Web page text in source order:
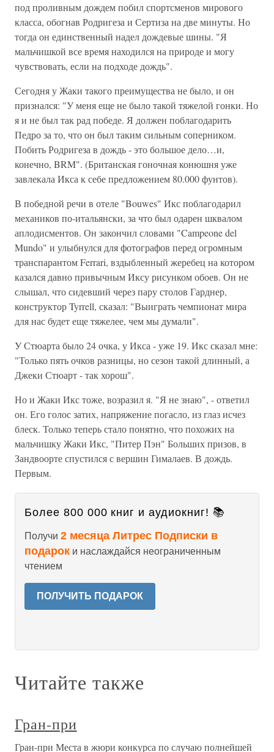
под проливным дождем побил спортсменов мирового
класса, обогнав Родригеза и Сертиза на две минуты. Но
тогда он единственный надел дождевые шины. "Я
мальчишкой все время находился на природе и могу
чувствовать, если на подходе дождь".
Сегодня у Жаки такого преимущества не было, и он
признался: "У меня еще не было такой тяжелой гонки. Но
я и не был так рад победе. Я должен поблагодарить
Педро за то, что он был таким сильным соперником.
Побить Родригеза в дождь - это большое дело…и,
конечно, BRM". (Британская гоночная конюшня уже
завлекала Икса к себе предложением 80.000 фунтов).
В победной речи в отеле "Bouwes" Икс поблагодарил
механиков по-итальянски, за что был одарен шквалом
аплодисментов. Он закончил словами "Campeone del
Mundo" и улыбнулся для фотографов перед огромным
транспарантом Ferrari, вздыбленный жеребец на котором
казался давно привычным Иксу рисунком обоев. Он не
слышал, что сидевший через пару столов Гарднер,
конструктор Tyrrell, сказал: "Выиграть чемпионат мира
для нас будет еще тяжелее, чем мы думали".
У Стюарта было 24 очка, у Икса - уже 19. Икс сказал мне:
"Только пять очков разницы, но сезон такой длинный, а
Джеки Стюарт - так хорош".
Но и Жаки Икс тоже, возразил я. "Я не знаю", - ответил
он. Его голос затих, напряжение погасло, из глаз исчез
блеск. Только теперь стало понятно, что похожих на
мальчишку Жаки Икс, "Питер Пэн" Больших призов, в
Зандвоорте спустился с вершин Гималаев. В дождь.
Первым.
Более 800 000 книг и аудиокниг! 📚
Получи 2 месяца Литрес Подписки в
подарок и наслаждайся неограниченным
чтением
ПОЛУЧИТЬ ПОДАРОК
Читайте также
Гран-при
Гран-при Места в жюри конкурса по случаю полнейшей